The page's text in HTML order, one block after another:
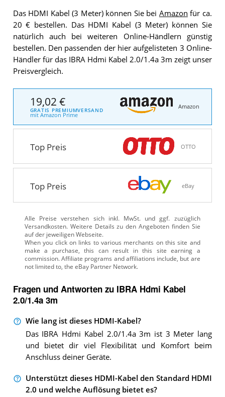
Das HDMI Kabel (3 Meter) können Sie bei Amazon für ca.
20 € bestellen. Das HDMI Kabel (3 Meter) können Sie
natürlich auch bei weiteren Online-Händlern günstig
bestellen. Den passenden der hier aufgelisteten 3 Online-
Händler für das IBRA Hdmi Kabel 2.0/1.4a 3m zeigt unser
Preisvergleich.
19,02 €
GRATIS PREMIUMVERSAND
mit Amazon Prime
Amazon
Top Preis OTTO
Top Preis eBay
Alle Preise verstehen sich inkl. MwSt. und ggf. zuzüglich
Versandkosten. Weitere Details zu den Angeboten finden Sie
auf der jeweiligen Webseite.
Fragen und Antworten zu IBRA Hdmi Kabel
2.0/1.4a 3m
Wie lang ist dieses HDMI-Kabel?
Das IBRA Hdmi Kabel 2.0/1.4a 3m ist 3 Meter lang
und bietet dir viel Flexibilität und Komfort beim
Anschluss deiner Geräte.
Unterstützt dieses HDMI-Kabel den Standard HDMI
2.0 und welche Auflösung bietet es?